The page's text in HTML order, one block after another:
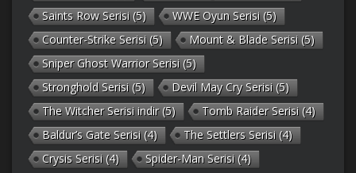
Saints Row Serisi (5) WWE Oyun Serisi (5)
Counter-Strike Serisi (5) Mount & Blade Serisi (5)
Sniper Ghost Warrior Serisi (5)
Stronghold Serisi (5) Devil May Cry Serisi (5)
The Witcher Serisi indir(5) Tomb Raider Serisi (4)
Baldur’s Gate Serisi (4) The Settlers Serisi (4)
Crysis Serisi (4) Spider-Man Serisi (4)